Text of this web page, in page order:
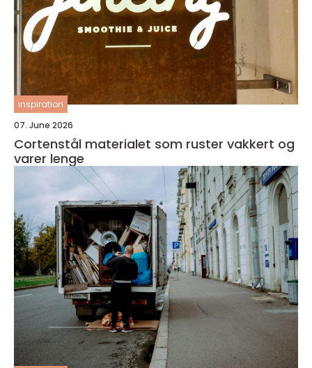
inspiration
07. June 2026
Cortenstål materialet som ruster vakkert og
varer lenge